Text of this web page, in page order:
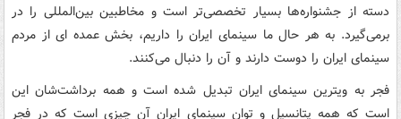
دسته از جشنواره‌ها بسیار تخصصی‌تر است و مخاطبین بین‌المللی را در
برمی‌گیرد. به هر حال ما سینمای ایران را داریم، بخش عمده ای از مردم
سینمای ایران را دوست دارند و آن را دنبال می‌کنند.
فجر به ویترین سینمای ایران تبدیل شده است و همه برداشت‌شان این
است که همه پتانسیل و توان سینمای ایران آن چیزی است که در فجر